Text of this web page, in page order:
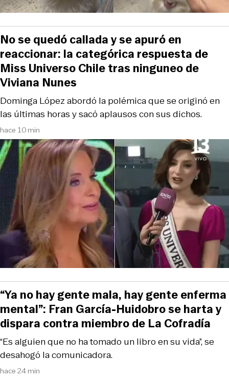
hace 10 min
Dominga López abordó la polémica que se originó en
las últimas horas y sacó aplausos con sus dichos.
No se quedó callada y se apuró en
reaccionar: la categórica respuesta de
Miss Universo Chile tras ninguneo de
Viviana Nunes
hace 24 min
“Es alguien que no ha tomado un libro en su vida”, se
desahogó la comunicadora.
“Ya no hay gente mala, hay gente enferma
mental”: Fran García-Huidobro se harta y
dispara contra miembro de La Cofradía